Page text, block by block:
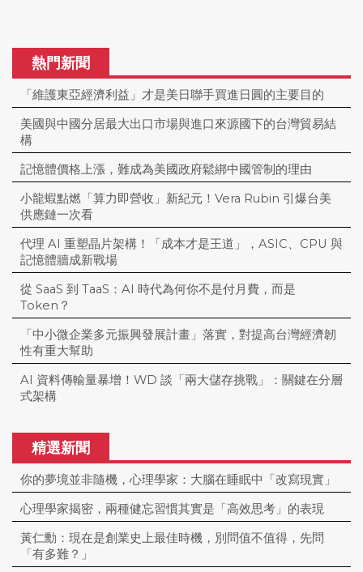
熱門新聞
「維護東亞經濟利益」才是美日聯手買進日圓的主要目的
美國與中國分居最大出口市場與進口來源國下的台灣貿易結
構
記憶體價格上漲，難成為美國政府鬆綁中國管制的理由
小龍蝦點燃「算力即營收」新紀元！Vera Rubin 引爆台美
供應鏈一次看
代理 AI 重塑晶片架構！「成本才是王道」，ASIC、CPU 與
記憶體牆成新戰場
從 SaaS 到 TaaS：AI 時代為何你不是付月費，而是
Token？
「中小微企業多元振興發展計畫」落實，對提高台灣經濟韌
性有重大幫助
AI 資料傳輸量暴增！WD 談「兩大儲存挑戰」：關鍵在分層
式架構
精選新聞
你的夢境並非隨機，心理學家：大腦在睡眠中「改寫現實」
心理學家揭密，兩種健忘習慣其實是「高效思考」的表現
黃仁勳：現在是創業史上最佳時機，別問值不值得，先問
「有多難？」